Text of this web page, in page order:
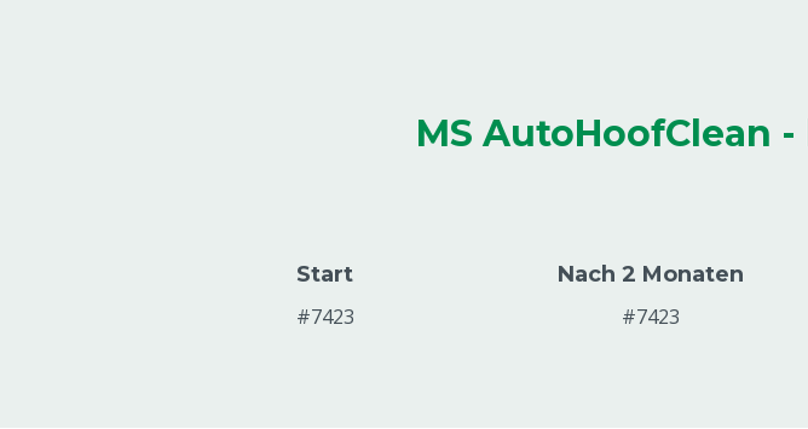
MS AutoHoofClean
Start
#7423
Nach 2 Monaten
#7423